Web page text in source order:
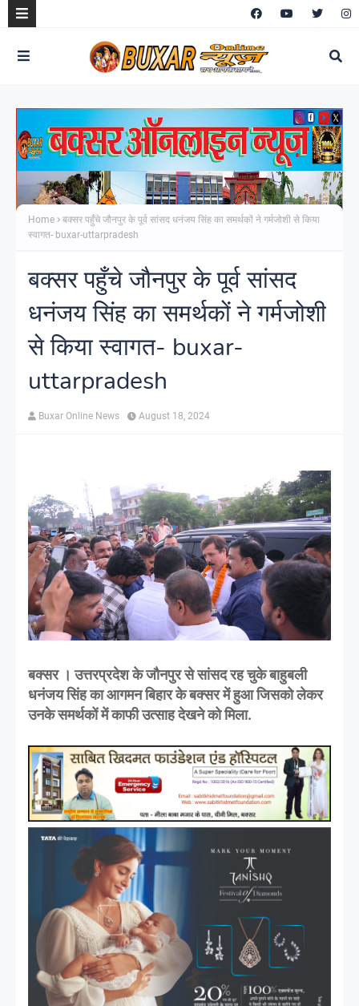
Home
बक्सर पहुँचे जौनपुर के पूर्व सांसद धनंजय सिंह का समर्थकों ने गर्मजोशी से किया
स्वागत- buxar-uttarpradesh
बक्सर पहुँचे जौनपुर के पूर्व सांसद
धनंजय सिंह का समर्थकों ने गर्मजोशी
से किया स्वागत- buxar-
uttarpradesh
Buxar Online News August 18, 2024
बक्सर । उत्तरप्रदेश के जौनपुर से सांसद रह चुके बाहुबली
धनंजय सिंह का आगमन बिहार के बक्सर में हुआ जिसको लेकर
उनके समर्थकों में काफी उत्साह देखने को मिला.